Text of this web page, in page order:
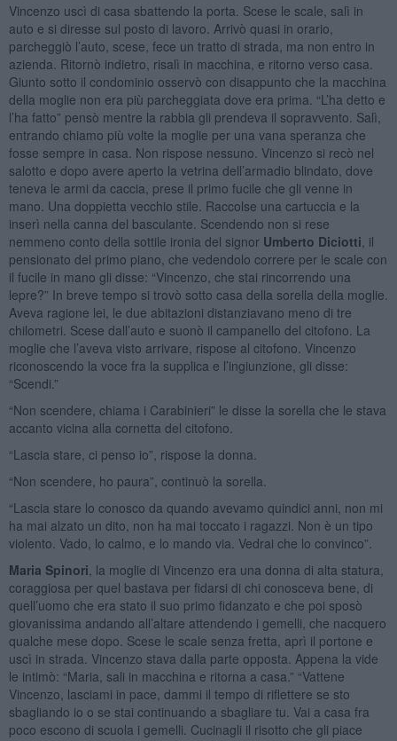
Vincenzo uscì di casa sbattendo la porta. Scese le scale, salì in
auto e si diresse sul posto di lavoro. Arrivò quasi in orario,
parcheggiò l’auto, scese, fece un tratto di strada, ma non entro in
azienda. Ritornò indietro, risalì in macchina, e ritorno verso casa.
Giunto sotto il condominio osservò con disappunto che la macchina
della moglie non era più parcheggiata dove era prima. “L’ha detto e
l’ha fatto” pensò mentre la rabbia gli prendeva il sopravvento. Salì,
entrando chiamo più volte la moglie per una vana speranza che
fosse sempre in casa. Non rispose nessuno. Vincenzo si recò nel
salotto e dopo avere aperto la vetrina dell’armadio blindato, dove
teneva le armi da caccia, prese il primo fucile che gli venne in
mano. Una doppietta vecchio stile. Raccolse una cartuccia e la
inserì nella canna del basculante. Scendendo non si rese
nemmeno conto della sottile ironia del signor Umberto Diciotti , il
pensionato del primo piano, che vedendolo correre per le scale con
il fucile in mano gli disse: “Vincenzo, che stai rincorrendo una
lepre?” In breve tempo si trovò sotto casa della sorella della moglie.
Aveva ragione lei, le due abitazioni distanziavano meno di tre
chilometri. Scese dall’auto e suonò il campanello del citofono. La
moglie che l’aveva visto arrivare, rispose al citofono. Vincenzo
riconoscendo la voce fra la supplica e l’ingiunzione, gli disse:
“Scendi.”
“Non scendere, chiama i Carabinieri” le disse la sorella che le stava
accanto vicina alla cornetta del citofono.
“Lascia stare, ci penso io”, rispose la donna.
“Non scendere, ho paura”, continuò la sorella.
“Lascia stare lo conosco da quando avevamo quindici anni, non mi
ha mai alzato un dito, non ha mai toccato i ragazzi. Non è un tipo
violento. Vado, lo calmo, e lo mando via. Vedrai che lo convinco”.
Maria Spinori , la moglie di Vincenzo era una donna di alta statura,
coraggiosa per quel bastava per fidarsi di chi conosceva bene, di
quell’uomo che era stato il suo primo fidanzato e che poi sposò
giovanissima andando all’altare attendendo i gemelli, che nacquero
qualche mese dopo. Scese le scale senza fretta, aprì il portone e
uscì in strada. Vincenzo stava dalla parte opposta. Appena la vide
le intimò: “Maria, sali in macchina e ritorna a casa.” “Vattene
Vincenzo, lasciami in pace, dammi il tempo di riflettere se sto
sbagliando io o se stai continuando a sbagliare tu. Vai a casa fra
poco escono di scuola i gemelli. Cucinagli il risotto che gli piace